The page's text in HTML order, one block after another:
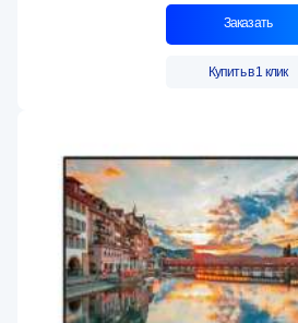
Заказать
Купить в 1 клик